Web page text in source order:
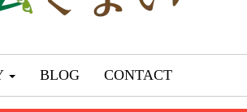
BLOG CONTACT